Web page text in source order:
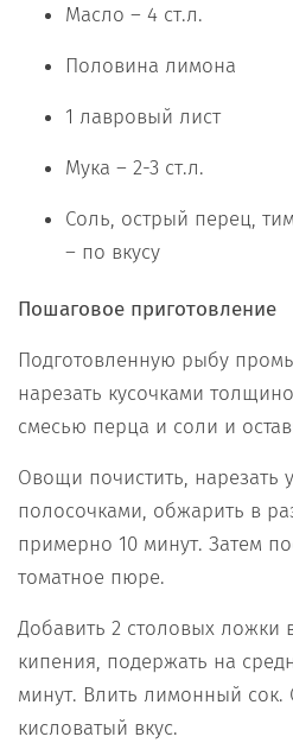
Масло – 4 ст.л.
Половина лимона
1 лавровый лист
Мука – 2-3 ст.л.
Соль, острый перец,
– по вкусу
Пошаговое приготовление
Подготовленную рыбу
нарезать кусочками
смесью перца и соли и
Овощи почистить, нарезать
полосочками, обжарить в
примерно 10 минут. Затем
томатное пюре.
Добавить 2 столовых ложки
кипения, подержать на
минут. Влить лимонный
кисловатый вкус.